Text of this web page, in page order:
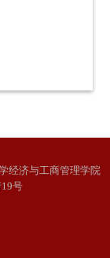
经济与工商管理学院
号